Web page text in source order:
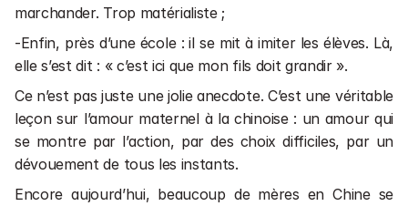
marchander. Trop matérialiste ;
-Enfin, près d’une école : il se mit à imiter les élèves. Là,
elle s’est dit : « c’est ici que mon fils doit grandir ».
Ce n’est pas juste une jolie anecdote. C’est une véritable
leçon sur l’amour maternel à la chinoise : un amour qui
se montre par l’action, par des choix difficiles, par un
dévouement de tous les instants.
Encore aujourd’hui, beaucoup de mères en Chine se